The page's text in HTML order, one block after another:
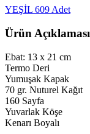
YEŞİL 609 Adet
Ürün Açıklaması
Ebat: 13 x 21 cm
Termo Deri
Yumuşak Kapak
70 gr. Nuturel Kağıt
160 Sayfa
Yuvarlak Köşe
Kenarı Boyalı